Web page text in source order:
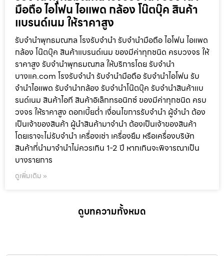
มือถือ ไอโฟน ไอแพด กล้อง โน๊ตบุ๊ค สินค้า
แบรนด์เนม ให้ราคาสูง
รับจำนำพุทธมณฑล โรงรับจำนำ รับจำนำมือถือ ไอโฟน ไอแพด
กล้อง โน๊ตบุ๊ค สินค้าแบรนด์เนม ของมีค่าทุกชนิด ครบวงจร ให้
ราคาสูง รับจำนำพุทธมณฑล ให้บริการโดย รับจํานํา
บางแค.com โรงรับจำนำ รับจำนำมือถือ รับจำนำไอโฟน รับ
จำนำไอแพด รับจำนำกล้อง รับจำนำโน๊ตบุ๊ค รับจำนำสินค้าแบ
รนด์เนม สินค้าไอที สินค้าอิเล็กทรอนิกซ์ ของมีค่าทุกชนิด ครบ
วงจร ให้ราคาสูง ดอกเบี้ยต่ำ เงื่อนไขการรับจำนำ ผู้จำนำ ต้อง
เป็นเจ้าของสินค้า ผู้นำสินค้ามาจำนำ ต้องเป็นเจ้าของสินค้า
โดยเราจะไม่รับจำนำ เครื่องเช่า เครื่องยืม หรือเครื่องบริษัท
สินค้าที่นำมาจำนำไม่ควรเกิน 1-2 ปี หากเกินจะพิจารณาเป็น
บางรายการ
ดูเพิ่มเติม »
ดูบทความทั้งหมด